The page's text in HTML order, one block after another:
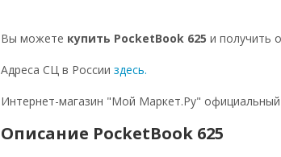
Вы можете купить PocketBook 625 и получить
Адреса СЦ в России здесь.
Интернет-магазин "Мой Маркет.Ру"
Описание PocketBook 625